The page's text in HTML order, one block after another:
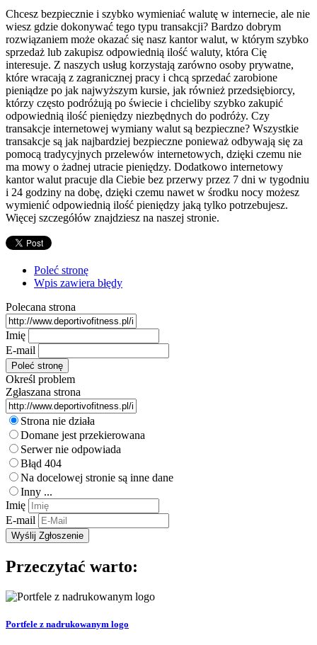
Chcesz bezpiecznie i szybko wymieniać walutę w internecie, ale nie
wiesz gdzie dokonywać tego typu transakcji? Bardzo dobrym
rozwiązaniem może okazać się nasz kantor walut, w którym szybko
sprzedaż lub zakupisz odpowiednią ilość waluty, która Cię
interesuje. Z naszych usług korzystają zarówno osoby prywatne,
które wracają z zagranicznej pracy i chcą sprzedać zarobione
pieniądze po jak najwyższym kursie, jak również przedsiębiorcy,
którzy często podróżują po świecie i chcieliby szybko zakupić
odpowiednią ilość pieniędzy niezbędnych do podróży. Czy
transakcje internetowej wymiany walut są bezpieczne? Wszystkie
transakcje są jak najbardziej bezpieczne ponieważ odbywają się za
pomocą tradycyjnych przelewów internetowych, dzięki czemu nie
ma mowy o żadnej utracie pieniędzy. Dodatkowo internetowy
kantor walut pracuje dla Ciebie bez przerwy przez 7 dni w tygodniu
i 24 godziny na dobę, dzięki czemu nawet w środku nocy możesz
wymienić odpowiednią ilość pieniędzy jaką tylko potrzebujesz.
Więcej szczegółów znajdziesz na naszej stronie.
Poleć stronę
Wpis zawiera błędy
Polecana strona
Imię
E-mail
Określ problem
Zgłaszana strona
Strona nie działa
Domane jest przekierowana
Serwer nie odpowiada
Błąd 404
Na docelowej stronie są inne dane
Inny ...
Imię
E-mail
Przeczytać warto:
Portfele z nadrukowanym logo